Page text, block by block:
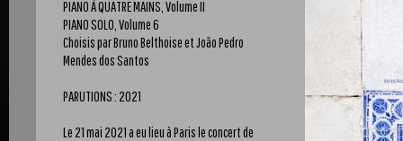
PIANO À QUATRE MAINS, Volume II
PIANO SOLO, Volume 6
Choisis par Bruno Belthoise et João Pedro
Mendes dos Santos
PARUTIONS : 2021
Le 21 mai 2021 a eu lieu à Paris le concert de